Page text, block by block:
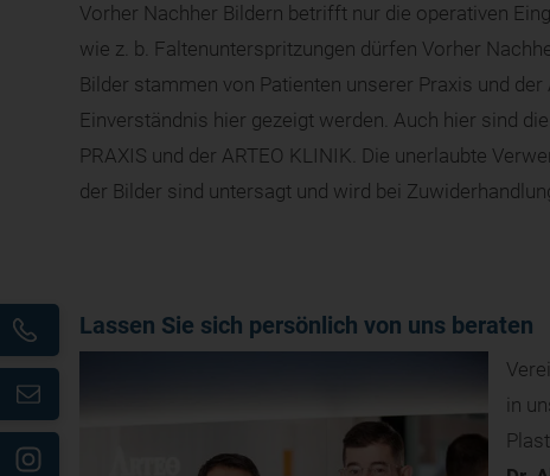
Vorher Nachher Bildern betrifft nur die operativen
wie z. b. Faltenunterspritzungen dürfen Vorher
Bilder stammen von Patienten unserer Praxis und
Einverständnis hier gezeigt werden. Auch hier sind
PRAXIS und der ARTEO KLINIK. Die unerlaubte
der Bilder sind untersagt und wird bei
Lassen Sie sich persönlich von uns beraten
in